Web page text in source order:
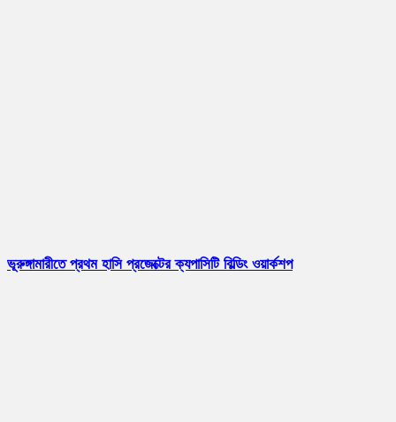
ভূরুঙ্গামারীতে প্রথম হাসি প্রজেক্টের ক্যপাসিটি বিল্ডিং ওয়ার্কশপ